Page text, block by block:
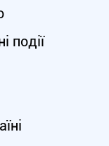
події